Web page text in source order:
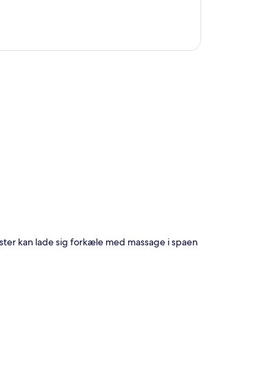
kan lade sig forkæle med massage i spaen